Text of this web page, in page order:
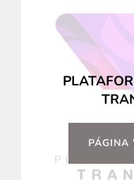
PÁGINA